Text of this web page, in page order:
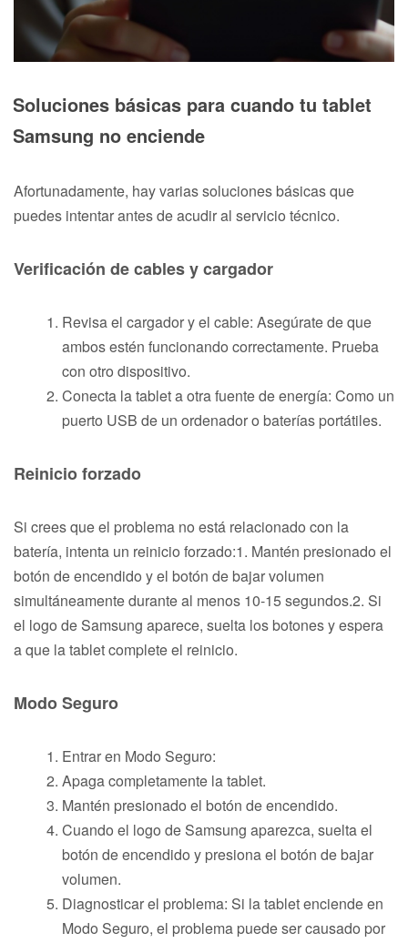
Soluciones básicas para cuando tu tablet
Samsung no enciende
Afortunadamente, hay varias soluciones básicas que
puedes intentar antes de acudir al servicio técnico.
Verificación de cables y cargador
Revisa el cargador y el cable: Asegúrate de que
ambos estén funcionando correctamente. Prueba
con otro dispositivo.
Conecta la tablet a otra fuente de energía: Como un
puerto USB de un ordenador o baterías portátiles.
Reinicio forzado
Si crees que el problema no está relacionado con la
batería, intenta un reinicio forzado:1. Mantén presionado el
botón de encendido y el botón de bajar volumen
simultáneamente durante al menos 10-15 segundos.2. Si
el logo de Samsung aparece, suelta los botones y espera
a que la tablet complete el reinicio.
Modo Seguro
Entrar en Modo Seguro:
Apaga completamente la tablet.
Mantén presionado el botón de encendido.
Cuando el logo de Samsung aparezca, suelta el
botón de encendido y presiona el botón de bajar
volumen.
Diagnosticar el problema: Si la tablet enciende en
Modo Seguro, el problema puede ser causado por